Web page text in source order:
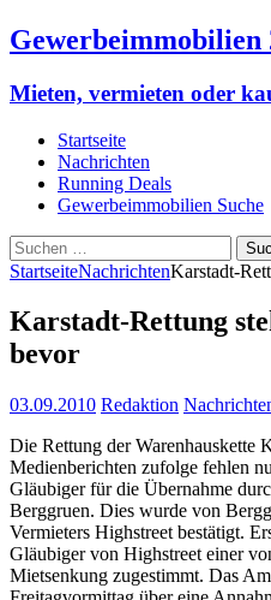
Gewerbeimmobilien
Mieten, vermieten oder
Startseite
Nachrichten
Running Deals
Gewerbeimmobilien Suche
Suchen
nach:
StartseiteNachrichtenKarstadt-
Karstadt-Rettung
bevor
03.09.2010 Redaktion
Die Rettung der Warenhauskette
Medienberichten zufolge fehlen
Gläubiger für die Übernahme
Berggruen. Dies wurde von
Vermieters Highstreet bestätigt.
Gläubiger von Highstreet einer
Mietsenkung zugestimmt. Das